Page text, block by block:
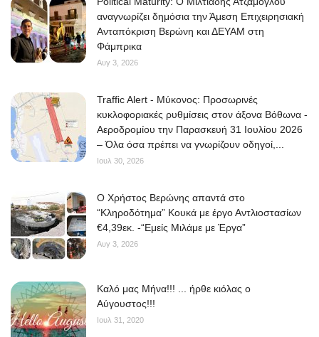
αναγνωρίζει δημόσια την Άμεση Επιχειρησιακή
Ανταπόκριση Βερώνη και ΔΕΥΑΜ στη
Φάμπρικα
Αυγ 3, 2026
Traffic Alert - Μύκονος: Προσωρινές
κυκλοφοριακές ρυθμίσεις στον άξονα Βόθωνα -
Αεροδρομίου την Παρασκευή 31 Ιουλίου 2026
– Όλα όσα πρέπει να γνωρίζουν οδηγοί,...
Ιουλ 30, 2026
O Χρήστος Βερώνης απαντά στο
“Κληροδότημα” Κουκά με έργο Αντλιοστασίων
€4,39εκ. -“Εμείς Μιλάμε με Έργα”
Αυγ 3, 2026
Kαλό μας Μήνα!!! ... ήρθε κιόλας ο
Αύγουστος!!!
Ιουλ 31, 2020